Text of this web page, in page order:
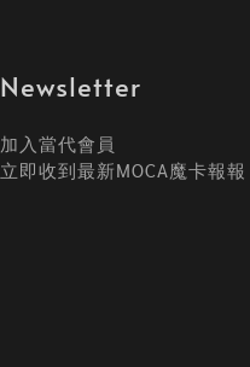
Newsletter
加入當代會員
立即收到最新MOCA魔卡報報